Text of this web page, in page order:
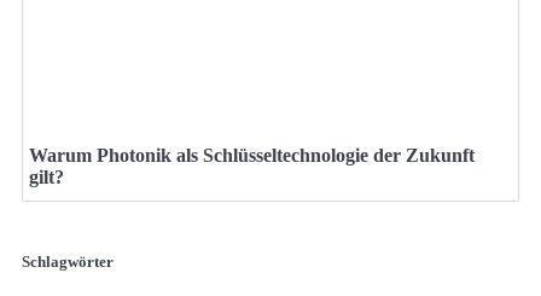
Warum Photonik als Schlüsseltechnologie der Zukunft
gilt?
Schlagwörter